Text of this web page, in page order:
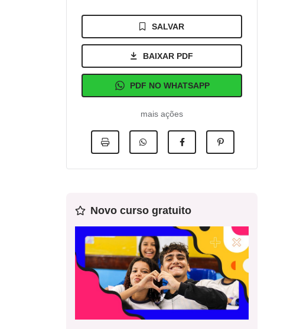
SALVAR
BAIXAR PDF
PDF NO WHATSAPP
mais ações
Novo curso gratuito